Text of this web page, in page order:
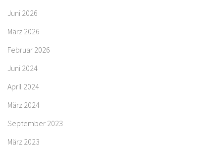
Juni 2026
März 2026
Februar 2026
Juni 2024
April 2024
März 2024
September 2023
März 2023